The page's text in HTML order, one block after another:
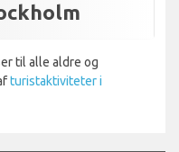
til alle aldre og
turistaktiviteter i